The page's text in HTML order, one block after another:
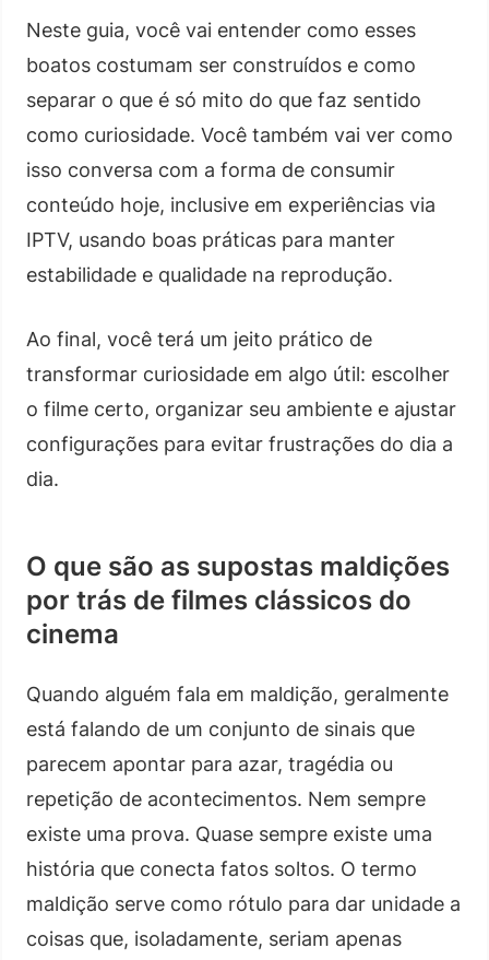
Neste guia, você vai entender como esses
boatos costumam ser construídos e como
separar o que é só mito do que faz sentido
como curiosidade. Você também vai ver como
isso conversa com a forma de consumir
conteúdo hoje, inclusive em experiências via
IPTV, usando boas práticas para manter
estabilidade e qualidade na reprodução.
Ao final, você terá um jeito prático de
transformar curiosidade em algo útil: escolher
o filme certo, organizar seu ambiente e ajustar
configurações para evitar frustrações do dia a
dia.
O que são as supostas maldições
por trás de filmes clássicos do
cinema
Quando alguém fala em maldição, geralmente
está falando de um conjunto de sinais que
parecem apontar para azar, tragédia ou
repetição de acontecimentos. Nem sempre
existe uma prova. Quase sempre existe uma
história que conecta fatos soltos. O termo
maldição serve como rótulo para dar unidade a
coisas que, isoladamente, seriam apenas